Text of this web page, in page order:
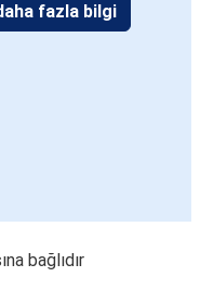
fazla bilgi
bağlıdır